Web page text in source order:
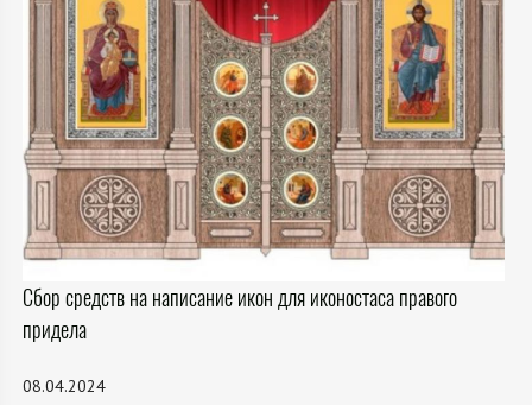
Сбор средств на написание икон для иконостаса правого
придела
08.04.2024